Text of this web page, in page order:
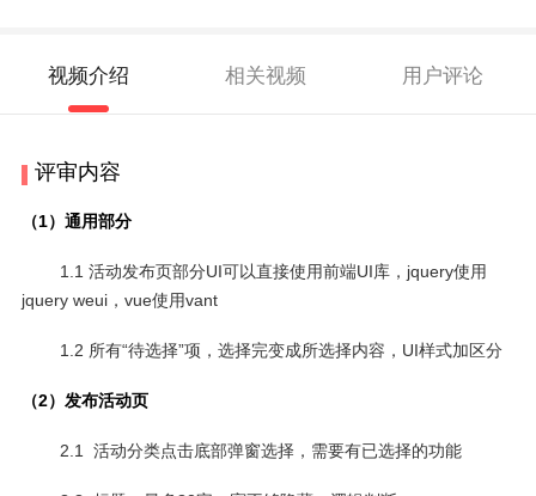
视频介绍 相关视频 用户评论
评审内容
（1）通用部分
1.1 活动发布页部分UI可以直接使用前端UI库，jquery使用
jquery weui，vue使用vant
1.2 所有“待选择”项，选择完变成所选择内容，UI样式加区分
（2）发布活动页
2.1 活动分类点击底部弹窗选择，需要有已选择的功能